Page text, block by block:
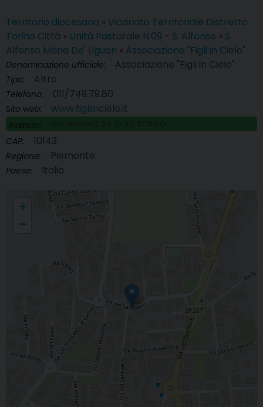
Territorio diocesano » Vicariato Territoriale Distretto
Torino Città » Unità Pastorale N.09 - S. Alfonso » S.
Alfonso Maria De' Liguori » Associazione "Figli in Cielo"
Denominazione ufficiale: Associazione "Figli in Cielo"
Tipo: Altro
Telefono: 011/749.79.80
Sito web: www.figliincielo.it
Indirizzo:
CAP: 10143
Regione: Piemonte
Paese: Italia
Associazione "Figli in Cielo"
+
−